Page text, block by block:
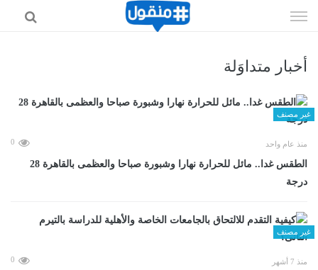
الى
أخبار متداوَلة
غير مصنف
منذ عام واحد 0
الطقس غدا.. مائل للحرارة نهارا وشبورة صباحا والعظمى بالقاهرة 28
درجة
غير مصنف
منذ 7 أشهر 0